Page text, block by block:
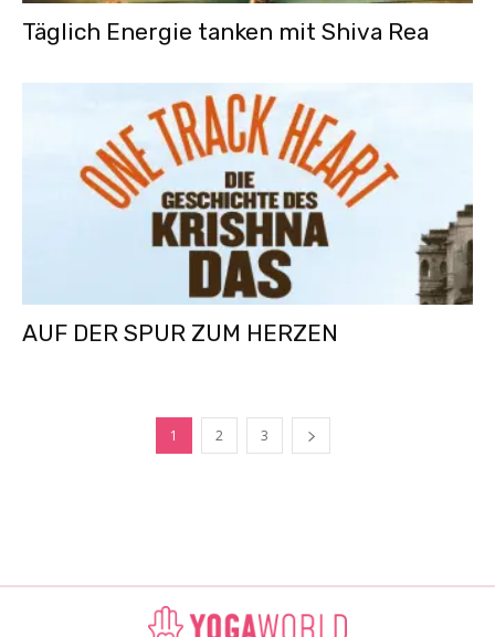
Täglich Energie tanken mit Shiva Rea
AUF DER SPUR ZUM HERZEN
1 2 3